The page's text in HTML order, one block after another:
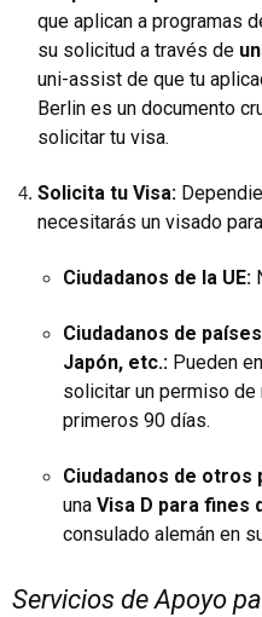
que aplican a programas
su solicitud a través de
uni-assist de que tu
Berlin es un documento
solicitar tu visa.
Solicita tu Visa:
necesitarás un visado
Ciudadanos de la UE:
Ciudadanos de
Japón, etc.: Pueden
solicitar un permiso
primeros 90 días.
Ciudadanos de otros
una Visa D para fines
consulado alemán en
Servicios de Apoyo